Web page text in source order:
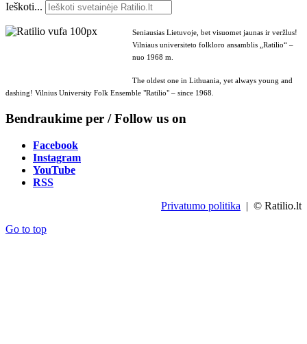
Ieškoti...
Seniausias Lietuvoje, bet visuomet jaunas ir veržlus!
Vilniaus universiteto folkloro ansamblis „Ratilio“ –
nuo 1968 m.
The oldest one in Lithuania, yet always young and
dashing! Vilnius University Folk Ensemble "Ratilio" – since 1968.
Bendraukime per / Follow us on
Facebook
Instagram
YouTube
RSS
Privatumo politika | © Ratilio.lt
Go to top